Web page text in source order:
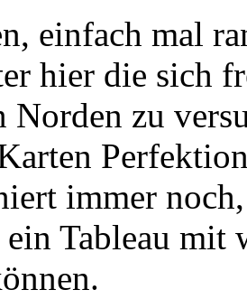
einfach mal
hier die sich
Norden zu
immer
Tableau mit